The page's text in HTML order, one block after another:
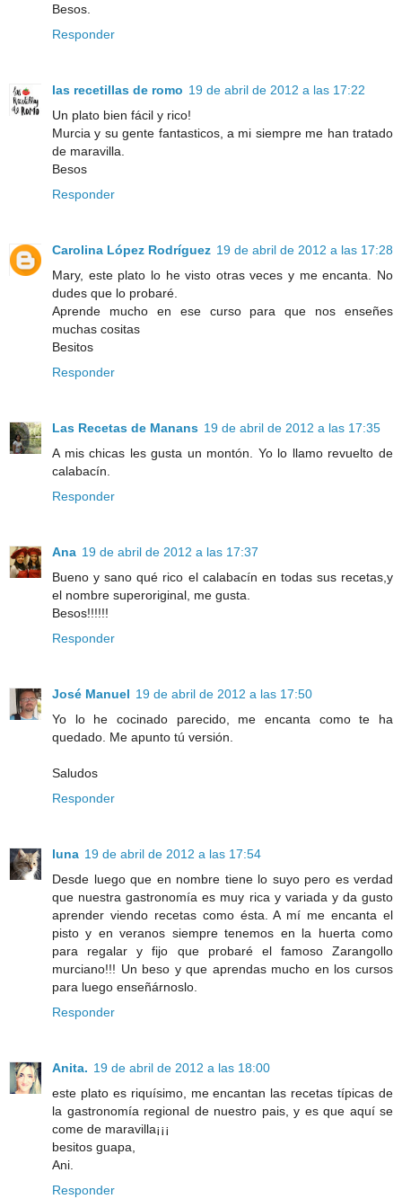
Besos.
Responder
las recetillas de romo 19 de abril de 2012 a las 17:22
Un plato bien fácil y rico!
Murcia y su gente fantasticos, a mi siempre me han tratado
de maravilla.
Besos
Responder
Carolina López Rodríguez 19 de abril de 2012 a las 17:28
Mary, este plato lo he visto otras veces y me encanta. No
dudes que lo probaré.
Aprende mucho en ese curso para que nos enseñes
muchas cositas
Besitos
Responder
Las Recetas de Manans 19 de abril de 2012 a las 17:35
A mis chicas les gusta un montón. Yo lo llamo revuelto de
calabacín.
Responder
Ana 19 de abril de 2012 a las 17:37
Bueno y sano qué rico el calabacín en todas sus recetas,y
el nombre superoriginal, me gusta.
Besos!!!!!!
Responder
José Manuel 19 de abril de 2012 a las 17:50
Yo lo he cocinado parecido, me encanta como te ha
quedado. Me apunto tú versión.
Saludos
Responder
luna 19 de abril de 2012 a las 17:54
Desde luego que en nombre tiene lo suyo pero es verdad
que nuestra gastronomía es muy rica y variada y da gusto
aprender viendo recetas como ésta. A mí me encanta el
pisto y en veranos siempre tenemos en la huerta como
para regalar y fijo que probaré el famoso Zarangollo
murciano!!! Un beso y que aprendas mucho en los cursos
para luego enseñárnoslo.
Responder
Anita. 19 de abril de 2012 a las 18:00
este plato es riquísimo, me encantan las recetas típicas de
la gastronomía regional de nuestro pais, y es que aquí se
come de maravilla¡¡¡
besitos guapa,
Ani.
Responder